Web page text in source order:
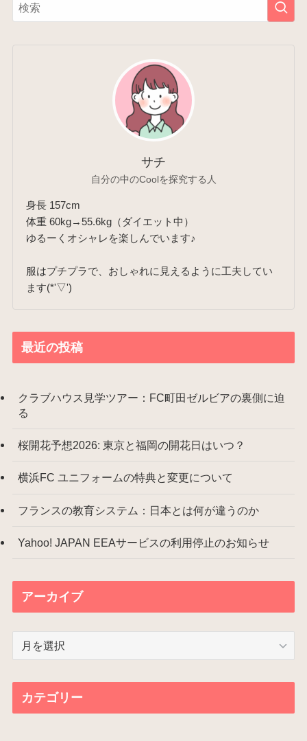
サチ
自分の中のCoolを探究する人
身長 157cm
体重 60kg→55.6kg（ダイエット中）
ゆるーくオシャレを楽しんでいます♪
服はプチプラで、おしゃれに見えるように工夫してい
ます(*'▽')
最近の投稿
クラブハウス見学ツアー：FC町田ゼルビアの裏側に迫
る
桜開花予想2026: 東京と福岡の開花日はいつ？
横浜FC ユニフォームの特典と変更について
フランスの教育システム：日本とは何が違うのか
Yahoo! JAPAN EEAサービスの利用停止のお知らせ
アーカイブ
カテゴリー